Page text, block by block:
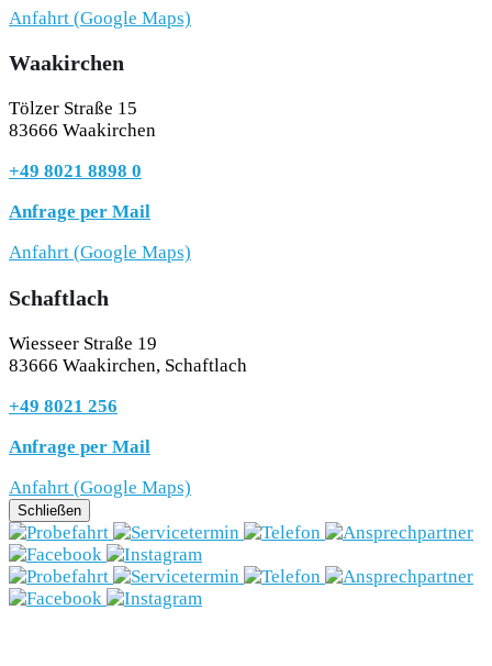
Anfahrt (Google Maps)
Waakirchen
Tölzer Straße 15
83666 Waakirchen
+49 8021 8898 0
Anfrage per Mail
Anfahrt (Google Maps)
Schaftlach
Wiesseer Straße 19
83666 Waakirchen, Schaftlach
+49 8021 256
Anfrage per Mail
Anfahrt (Google Maps)
Schließen